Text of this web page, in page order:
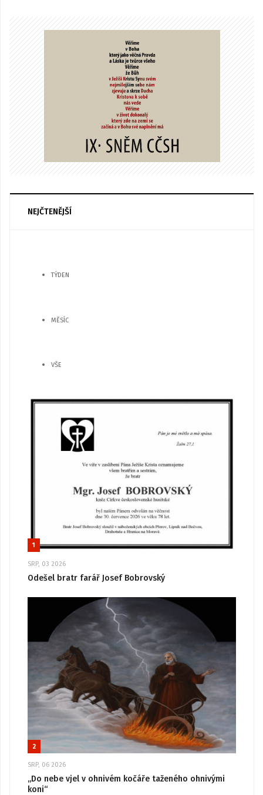
NEJČTENĚJŠÍ
TÝDEN
MĚSÍC
VŠE
1
SRP, 03 2026
Odešel bratr farář Josef Bobrovský
2
SRP, 06 2026
„Do nebe vjel v ohnivém kočáře taženého ohnivými
koni“